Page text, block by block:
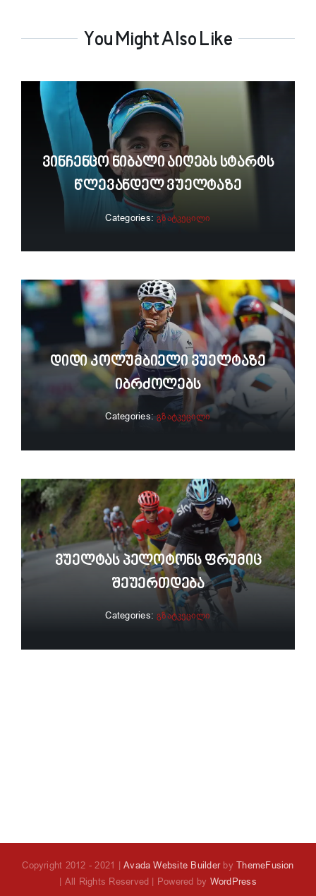
You Might Also Like
Ვინჩენცო Ნიბალი Აიღებს Სტარტს
Წლევანდელ Ვუელტაზე
Categories:გზატკეცილი
Დიდი Კოლუმბიელი Ვუელტაზე
Იბრძოლებს
Categories:გზატკეცილი
Ვუელტას Პელოტონს Ფრუმიც
Შეუერთდება
Categories:გზატკეცილი
Copyright 2012 - 2021 |Avada Website BuilderbyThemeFusion
| All Rights Reserved | Powered by WordPress